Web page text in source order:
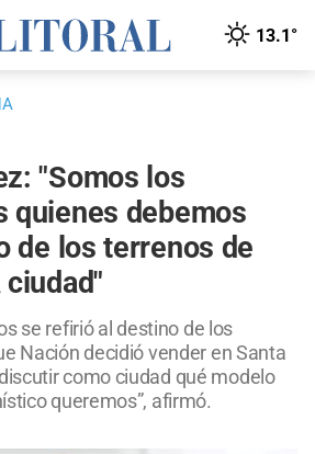
13.1°
"Somos los
quienes debemos
de los terrenos de
se refirió al destino de los
Nación decidió vender en Santa
como ciudad qué modelo
queremos”, afirmó.